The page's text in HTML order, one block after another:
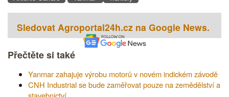
Sledovat Agroportal24h.cz na Google News.
Přečtěte si také
Yanmar zahajuje výrobu motorů v novém indickém závodě
CNH Industrial se bude zaměřovat pouze na zemědělství a